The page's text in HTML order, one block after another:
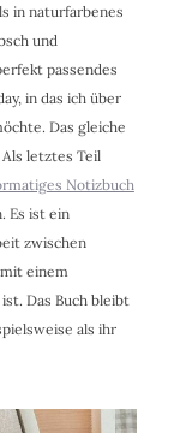
in naturfarbenes
und
passendes
in das ich über
Das gleiche
Als letztes Teil
Notizbuch
Es ist ein
zwischen
einem
Das Buch bleibt
als ihr